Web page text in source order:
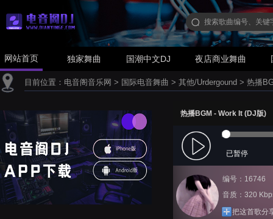
网站首页 独家舞曲 国潮中文DJ 夜店商业舞曲
目前位置： 电音阁音乐网 > 国际电音舞曲 > 其他/Urdergound > 热播
热播BGM - Work It (DJ版)
已暂停
编号：16746
音质：320
把这首歌分